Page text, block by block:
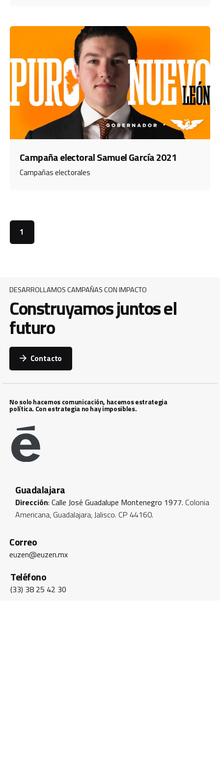
Campaña electoral Samuel García 2021
Campañas electorales
1
DESARROLLAMOS CAMPAÑAS CON IMPACTO
Construyamos juntos el
futuro
Contacto
No solo hacemos comunicación, hacemos estrategia
política. Con estrategia no hay imposibles.
Guadalajara
Dirección: Calle José Guadalupe Montenegro 1977. Colonia
Americana, Guadalajara, Jalisco. CP 44160.
Correo
euzen@euzen.mx
Teléfono
(33) 38 25 42 30